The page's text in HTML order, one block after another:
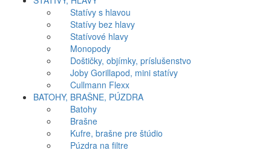
Statívy s hlavou
Statívy bez hlavy
Statívové hlavy
Monopody
Doštičky, objímky, príslušenstvo
Joby Gorillapod, mini statívy
Cullmann Flexx
BATOHY, BRAŠNE, PÚZDRA
Batohy
Brašne
Kufre, brašne pre štúdio
Púzdra na filtre